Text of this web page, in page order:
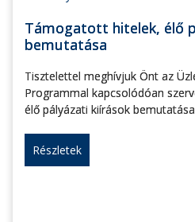
Támogatott hitelek, élő
bemutatása
Tisztelettel meghívjuk Önt az
Programmal kapcsolódóan
élő pályázati kiírások
Részletek